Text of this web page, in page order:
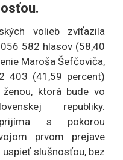
volieb zvíťazila
582 hlasov (58,40
Maroša Šefčoviča,
403 (41,59 percent)
ktorá bude vo
republiky.
s pokorou
prvom prejave
slušnosťou, bez